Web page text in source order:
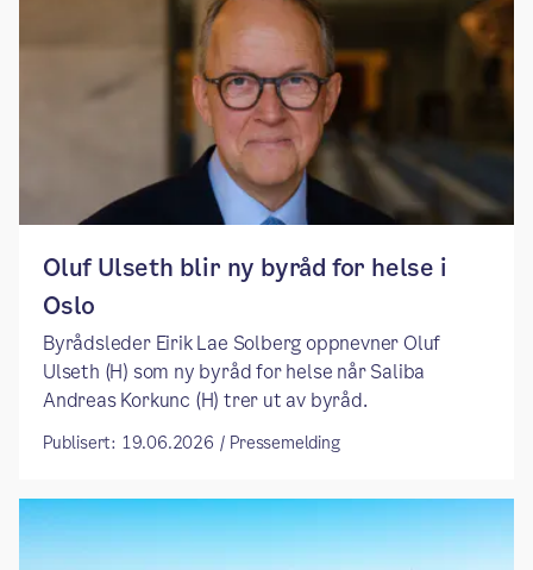
​​Oluf Ulseth blir ny byråd for helse i
Oslo ​
​​Byrådsleder Eirik Lae Solberg oppnevner Oluf
Ulseth (H) som ny byråd for helse når Saliba
Andreas Korkunc (H) trer ut av byråd. ​
Publisert: 19.06.2026 / Pressemelding